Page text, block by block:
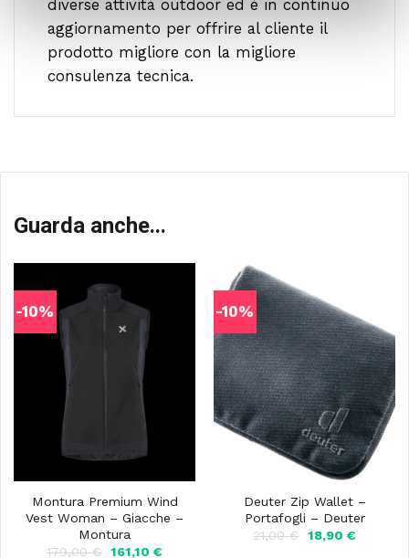
diverse attività outdoor ed è in continuo
aggiornamento per offrire al cliente il
prodotto migliore con la migliore
consulenza tecnica.
Guarda anche...
-10%
Montura Premium Wind
Vest Woman – Giacche –
Montura
179,00€
Il
161,10 €Il
-10%
Deuter Zip Wallet –
Portafogli – Deuter
21,00€
Il
18,90 €Il